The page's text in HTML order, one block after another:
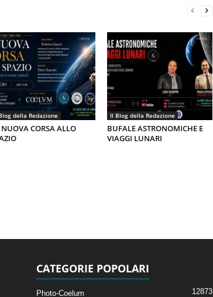
della Redazione
CORSA ALLO
Il Blog della Redazione
BUFALE ASTRONOMICHE E
VIAGGI LUNARI
CATEGORIE POPOLARI
Photo-Coelum 12873